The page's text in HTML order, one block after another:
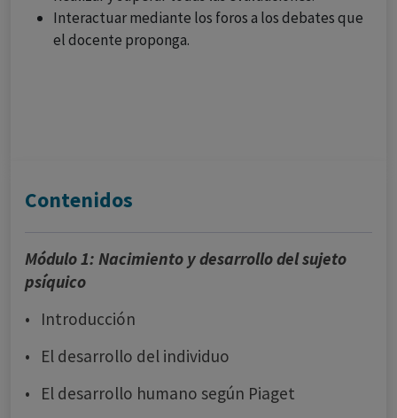
Interactuar mediante los foros a los debates que
el docente proponga.
Contenidos
Módulo 1: Nacimiento y desarrollo del sujeto
psíquico
• Introducción
• El desarrollo del individuo
• El desarrollo humano según Piaget